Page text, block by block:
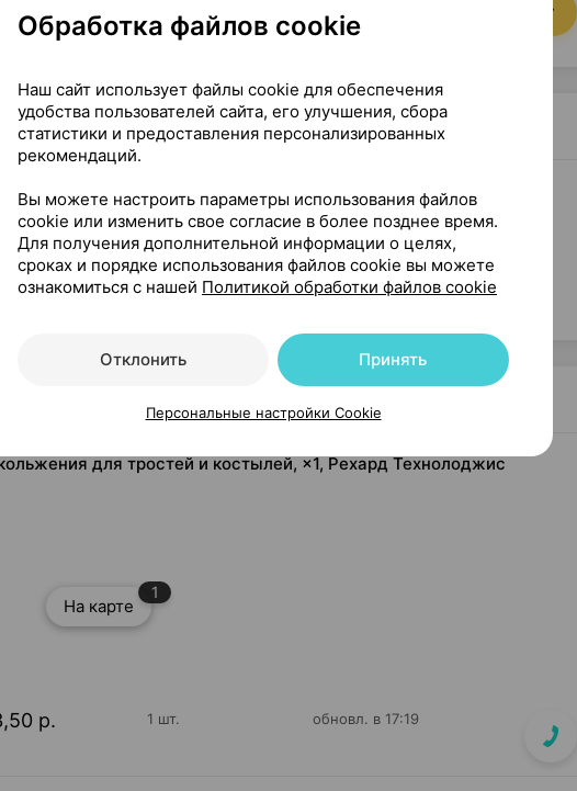
Где купить В корзину
для тростей и костылей, ×1, Рехард Технолоджис
для тростей и костылей
для тростей и костылей, ×1, Рехард Технолоджис
На карте
1
р. 1 шт. обновл. в 17:19
Обработка файлов cookie
Наш сайт использует файлы cookie для обеспечения
удобства пользователей сайта, его улучшения, сбора
статистики и предоставления персонализированных
рекомендаций.
Вы можете настроить параметры использования файлов
cookie или изменить свое согласие в более позднее время.
Для получения дополнительной информации о целях,
сроках и порядке использования файлов cookie вы можете
ознакомиться с нашей Политикой обработки файлов cookie
Отклонить Принять
Персональные настройки Cookie